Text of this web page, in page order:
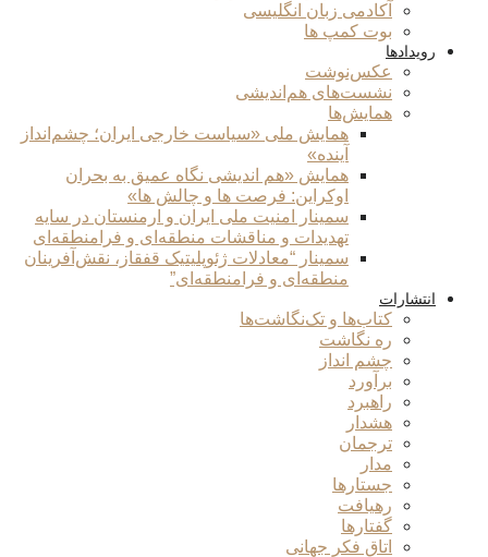
آکادمی زبان انگلیسی
بوت کمپ ها
رویدادها
عکس‌نوشت
نشست‌های هم‌اندیشی
همایش‌ها
همایش ملی «سیاست خارجی ایران؛ چشم‌انداز
آینده»
همایش «هم اندیشی نگاه عمیق به بحران
اوکراین: فرصت ها و چالش ها»
سمینار امنیت ملی ایران و ارمنستان در سایه
تهدیدات و مناقشات منطقه‌ای و فرامنطقه‌ای
سمینار “معادلات ژئوپلیتیک قفقاز، نقش‌آفرینان
منطقه‌ای و فرامنطقه‌ای”
انتشارات
کتاب‌ها و تک‌نگاشت‌ها
ره نگاشت
چشم انداز
برآورد
راهبرد
هشدار
ترجمان
مدار
جستارها
رهیافت
گفتارها
اتاق فکر جهانی